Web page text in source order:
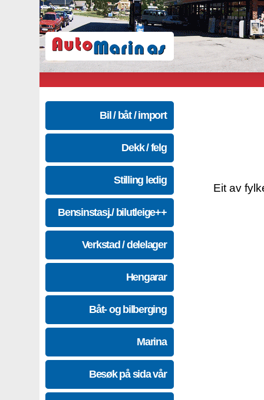
Bil / båt / import
Dekk / felg
Stilling ledig
Bensinstasj./ bilutleige++
Verkstad / delelager
Hengarar
Båt- og bilberging
Marina
Besøk på sida vår
Eit av